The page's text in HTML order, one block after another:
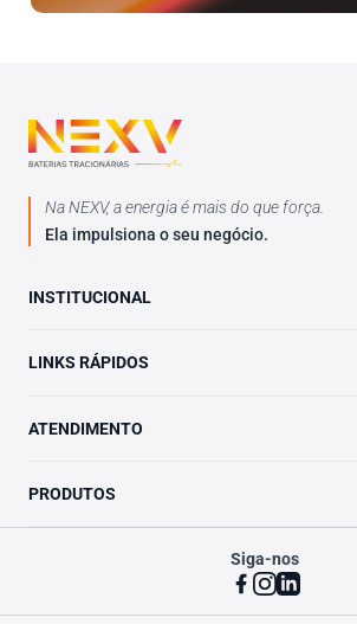
Na NEXV, a energia é mais do que força.
Ela impulsiona o seu negócio.
INSTITUCIONAL
Trabalhe Conosco
LINKS RÁPIDOS
Contato
ATENDIMENTO
PRODUTOS
Siga-nos